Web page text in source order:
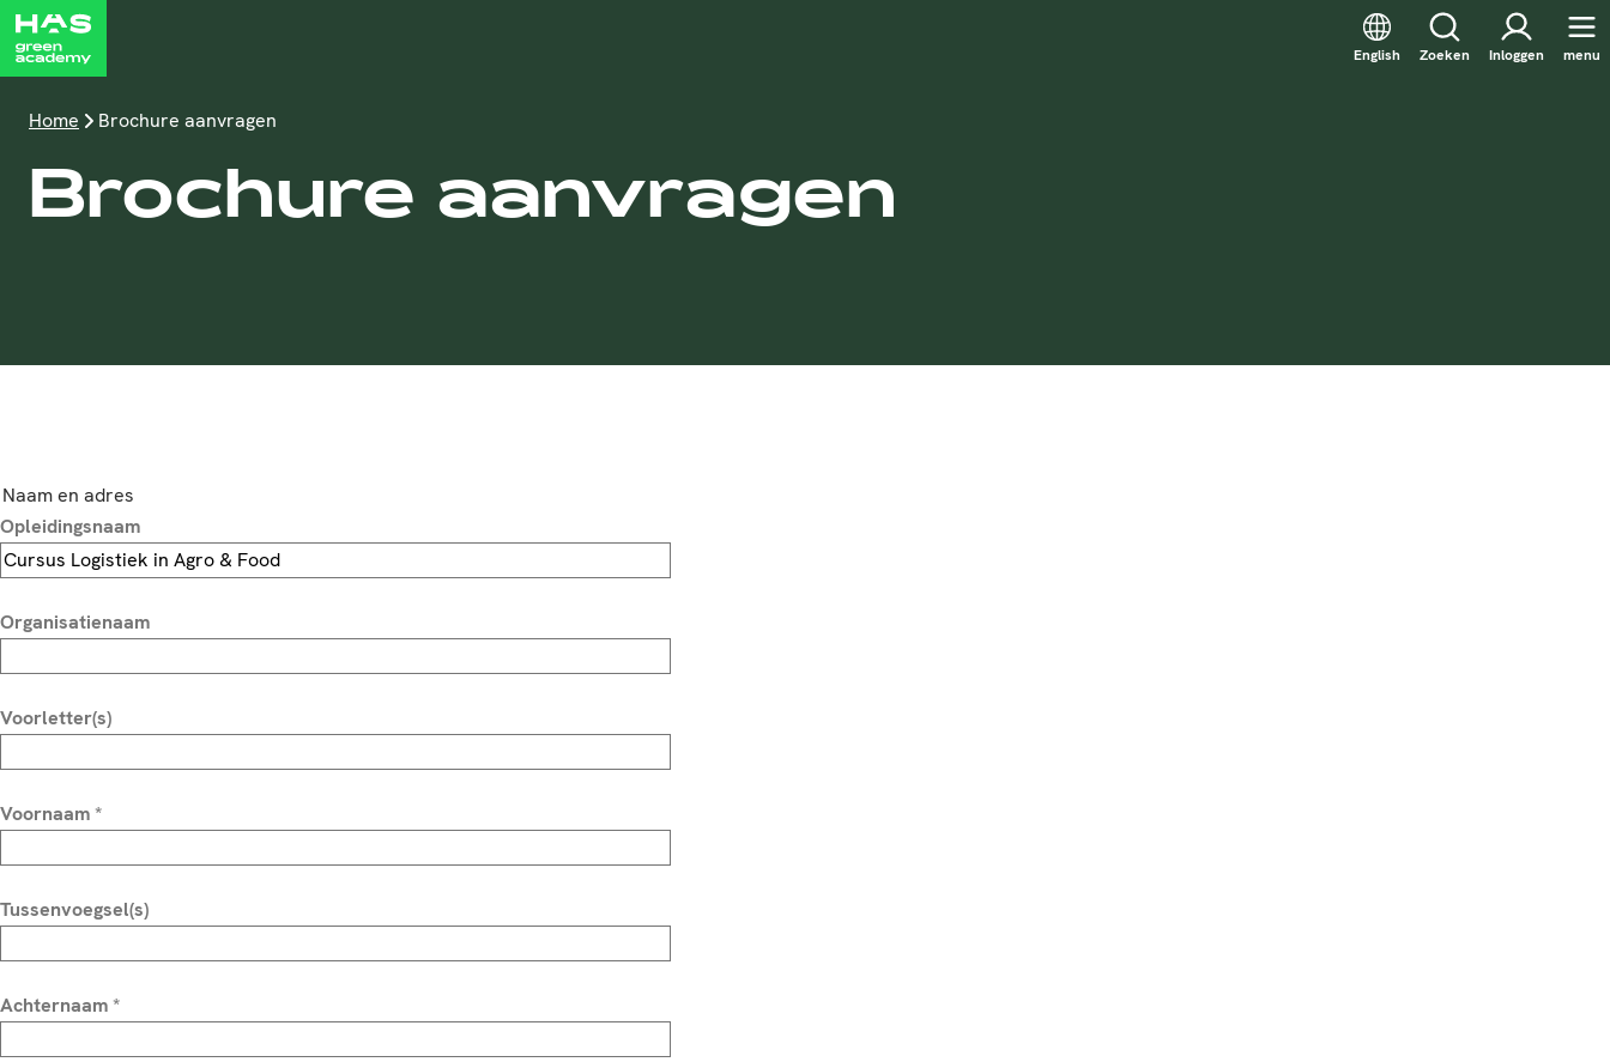
English Zoeken Inloggen menu
Home Brochure aanvragen
Brochure aanvragen
Naam en adres
Opleidingsnaam
Organisatienaam
Voorletter(s)
Voornaam *
Tussenvoegsel(s)
Achternaam *